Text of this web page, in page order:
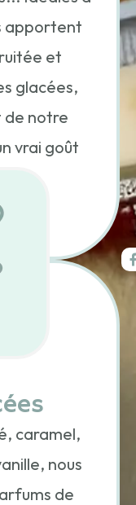
apportent
et
glacées,
de notre
vrai goût
caramel,
nous
de